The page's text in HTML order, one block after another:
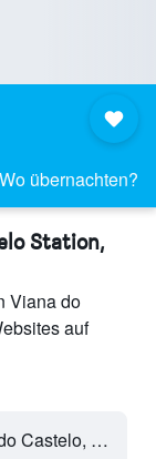
Wo übernachten?
Station,
Viana do
auf
Viana do Castelo Station - Viana do Castelo, Portugal